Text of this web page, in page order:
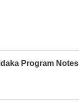
Program Notes